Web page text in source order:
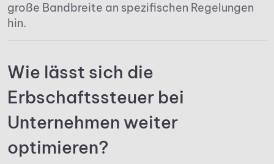
große Bandbreite an spezifischen Regelungen
hin.
Wie lässt sich die
Erbschaftssteuer bei
Unternehmen weiter
optimieren?